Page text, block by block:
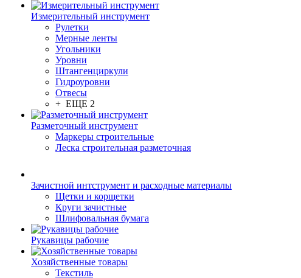
Измерительный инструмент
Рулетки
Мерные ленты
Угольники
Уровни
Штангенциркули
Гидроуровни
Отвесы
+ ЕЩЕ 2
Разметочный инструмент
Маркеры строительные
Леска строительная разметочная
Зачистной интструмент и расходные материалы
Щетки и корщетки
Круги зачистные
Шлифовальная бумага
Рукавицы рабочие
Хозяйственные товары
Текстиль